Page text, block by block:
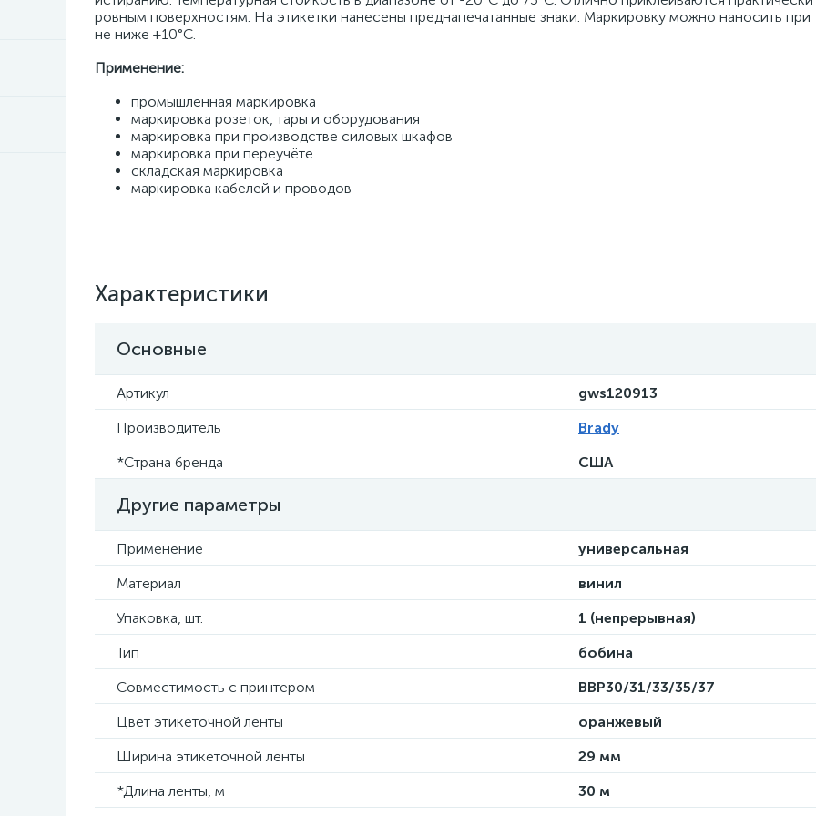
ровным поверхностям. На этикетки нанесены преднапечатанные знаки. Маркировку можно наносить при
не ниже +10°C.
Применение:
промышленная маркировка
маркировка розеток, тары и оборудования
маркировка при производстве силовых шкафов
маркировка при переучёте
складская маркировка
маркировка кабелей и проводов
Характеристики
Основные
Артикул
gws120913
Производитель
Brady
*Страна бренда
США
Другие параметры
Применение
универсальная
Материал
винил
Упаковка, шт.
1 (непрерывная)
Тип
бобина
Совместимость с принтером
BBP30/31/33/35/37
Цвет этикеточной ленты
оранжевый
Ширина этикеточной ленты
29 мм
*Длина ленты, м
30 м